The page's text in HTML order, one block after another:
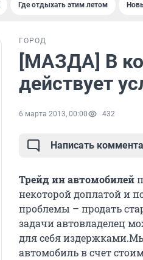
Где отдыхать этим летом
ГОРОД
[МАЗДА] В
действует
6 марта 2013, 00:00 432
Написать
Трейд ин автомобилей
некоторой доплатой и
проблемы – продать
задачи автовладелец
для себя
автомобиль в счет